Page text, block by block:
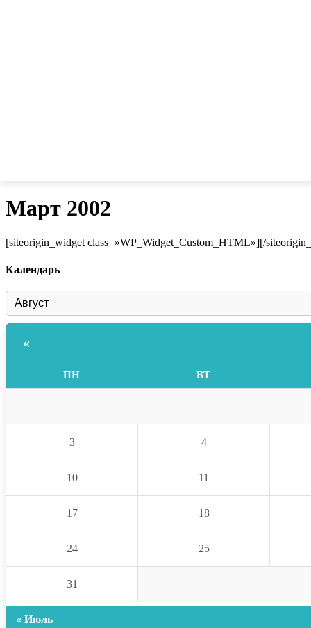
Март 2002
[siteorigin_widget class=»WP_Widget_Custom_HTML»][/
Календарь
«
ПН ВТ
3 4
10 11
17 18
24 25
31
« Июль